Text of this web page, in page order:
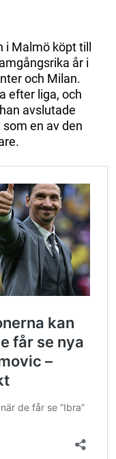
Malmö köpt till
år i
och Milan.
efter liga, och
avslutade
en av den